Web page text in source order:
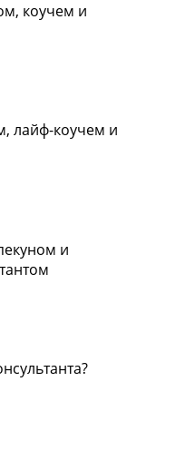
коучем и
лайф-коучем и
и